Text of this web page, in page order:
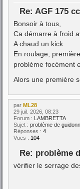
Re: AGF 175 cc
Bonsoir à tous,
Ca démarre à froid
A chaud un kick.
En roulage,
problème focément
Alors une première
par ML28
29 juil. 2026, 08:23
Forum : LAMBRETTA
Sujet : problème de
Réponses : 4
Vues : 104
Re: problème
vérifier le serrage